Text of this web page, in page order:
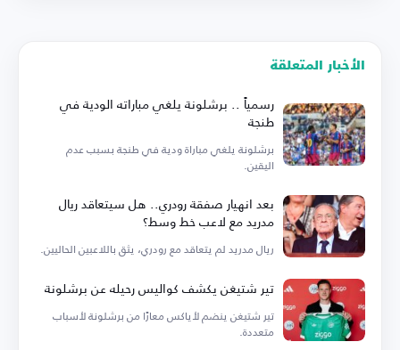
الأخبار المتعلقة
رسمياً .. برشلونة يلغي مباراته الودية في
طنجة
برشلونة يلغي مباراة ودية في طنجة بسبب عدم
اليقين.
بعد انهيار صفقة رودري.. هل سيتعاقد ريال
مدريد مع لاعب خط وسط؟
ريال مدريد لم يتعاقد مع رودري، يثق باللاعبين الحاليين.
تير شتيغن يكشف كواليس رحيله عن برشلونة
تير شتيغن ينضم لأياكس معارًا من برشلونة لأسباب
متعددة.